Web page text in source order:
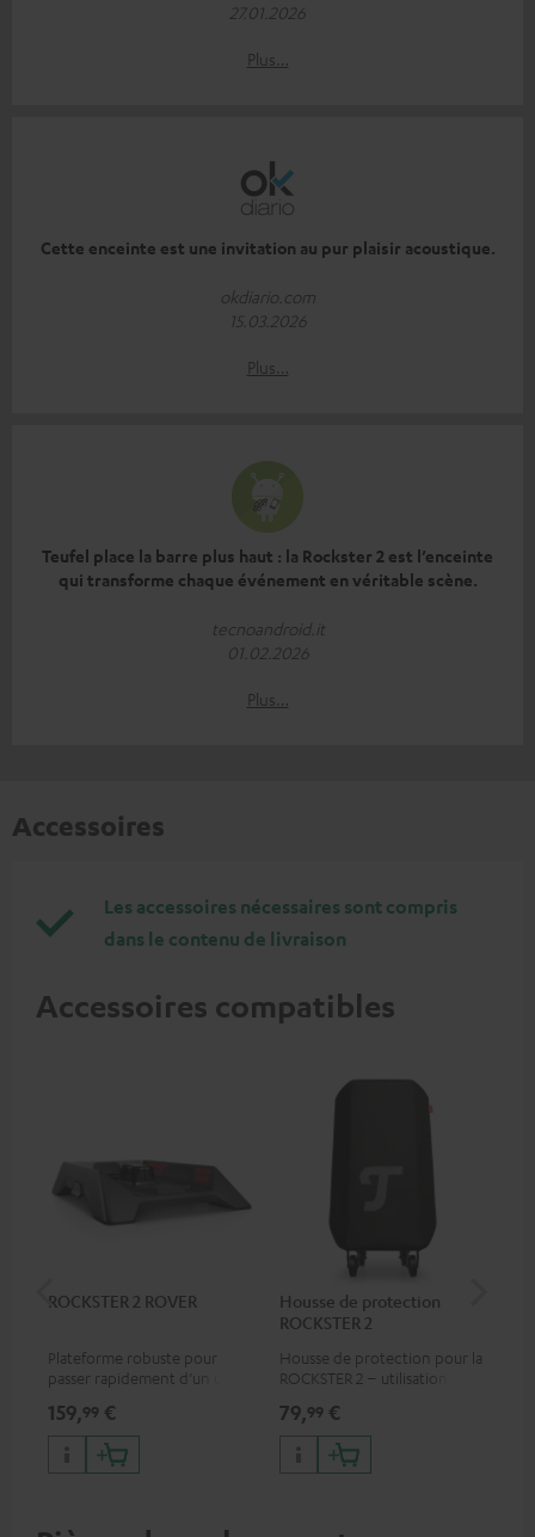
27.01.2026
Plus…
Cette enceinte est une invitation au pur plaisir acoustique.
okdiario.com
15.03.2026
Plus…
Teufel place la barre plus haut : la Rockster 2 est l’enceinte
qui transforme chaque événement en véritable scène.
tecnoandroid.it
01.02.2026
Plus…
Accessoires
Les accessoires nécessaires sont compris
dans le contenu de livraison
Accessoires compatibles
ROCKSTER 2 ROVER
Plateforme robuste pour
passer rapidement d’un usage
159,99 €
Housse de protection
ROCKSTER 2
Housse de protection pour la
ROCKSTER 2 – utilisation
avec la housse
79,99 €